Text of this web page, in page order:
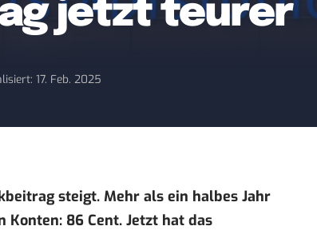
jetzt teurer
17. Feb. 2025
steigt. Mehr als ein halbes Jahr
86 Cent. Jetzt hat das